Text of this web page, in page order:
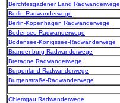
Berchtesgadener Land Radwanderwege
Berlin Radwanderwege
Berlin-Kopenhagen Radwanderwege
Bodensee-Radwanderwege
Bodensee-Königssee-Radwanderwege
Brandenburg Radwanderwege
Bretagne Radwanderwege
Burgenland Radwanderwege
Burgenstraße-Radwanderwege
Chiemgau Radwanderwege